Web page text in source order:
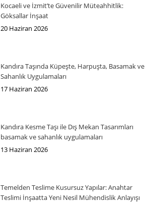
Kocaeli ve İzmit’te Güvenilir Müteahhitlik:
Göksallar İnşaat
20 Haziran 2026
Kandıra Taşında Küpeşte, Harpuşta, Basamak ve
Sahanlık Uygulamaları
17 Haziran 2026
Kandıra Kesme Taşı ile Dış Mekan Tasarımları
basamak ve sahanlık uygulamaları
13 Haziran 2026
Temelden Teslime Kusursuz Yapılar: Anahtar
Teslimi İnşaatta Yeni Nesil Mühendislik Anlayışı